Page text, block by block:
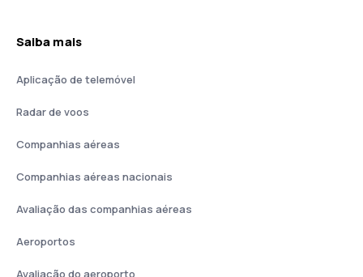
Saiba mais
Aplicação de telemóvel
Radar de voos
Companhias aéreas
Companhias aéreas nacionais
Avaliação das companhias aéreas
Aeroportos
Avaliação do aeroporto